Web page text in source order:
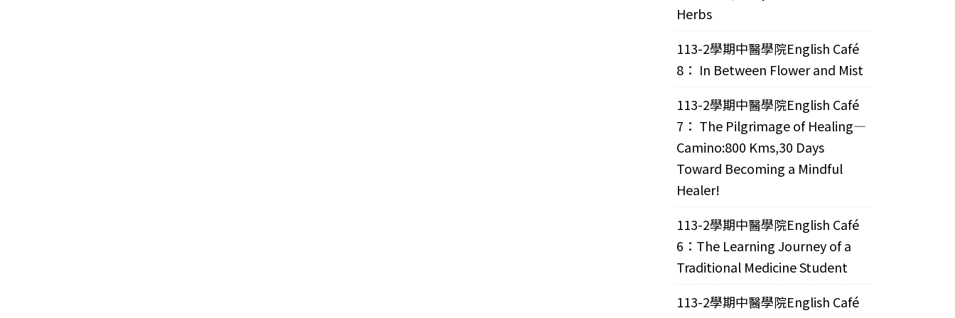
Herbs
113-2學期中醫學院English Café
8： In Between Flower and Mist
113-2學期中醫學院English Café
7： The Pilgrimage of Healing—
Camino:800 Kms,30 Days
Toward Becoming a Mindful
Healer!
113-2學期中醫學院English Café
6：The Learning Journey of a
Traditional Medicine Student
113-2學期中醫學院English Café